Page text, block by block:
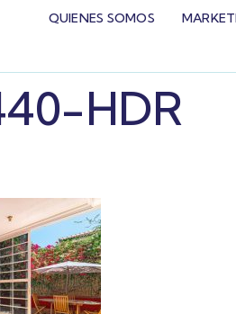
QUIENES SOMOS
HDR